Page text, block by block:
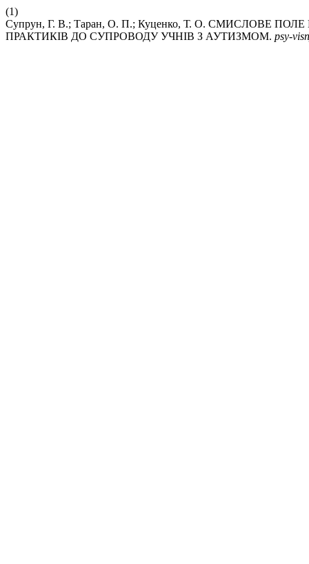
(1)
Супрун, Г. В.; Таран, О. П.; Куценко, Т. О. СМИСЛОВЕ
ПРАКТИКІВ ДО СУПРОВОДУ УЧНІВ З АУТИЗМОМ. psy-